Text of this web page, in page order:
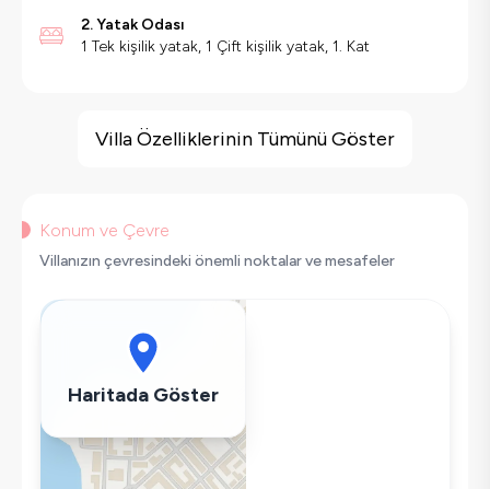
2. Yatak Odası
1 Tek kişilik yatak, 1 Çift kişilik yatak, 1. Kat
Doğa Manzaralı
Salıncak
Saç Kurutma Makinası
Bulaşık Makinesi
Klima
Wifi / İnternet
Villa Özelliklerinin Tümünü Göster
Konum ve Çevre
Villanızın çevresindeki önemli noktalar ve mesafeler
Haritada Göster